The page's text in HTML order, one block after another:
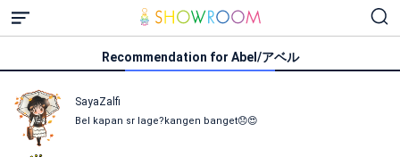
Recommendation for Abel/アベル
SayaZalfi
Bel kapan sr lage?kangen banget😞😍